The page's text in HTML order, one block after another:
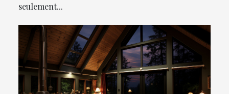
seulement...